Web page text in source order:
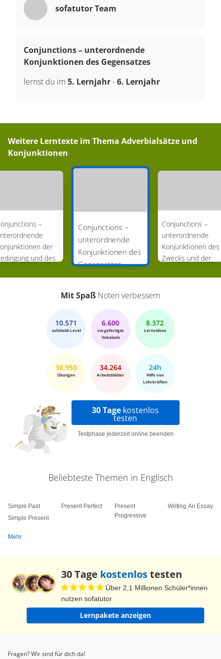
sofatutor Team
Conjunctions – unterordnende
Konjunktionen des Gegensatzes
lernst du im 5. Lernjahr-6. Lernjahr
Weitere Lerntexte im Thema Adverbialsätze und
Konjunktionen
–
der
und des
Conjunctions –
unterordnende
Konjunktionen des
Gegensatzes
Conjunctions –
unterordnende
Konjunktionen des
Zwecks und der
Mit Spaß Noten verbessern
10.571
sofaheld-Level
6.600
vorgefertigte
Vokabeln
8.372
Lernvideos
38.950
Übungen
34.264
Arbeitsblätter
24h
Hilfe von
Lehrkräften
30 Tage kostenlos
testen
Testphase jederzeit online beenden
Beliebteste Themen in Englisch
Simple Past
Simple Present
Present Perfect
Present
Progressive
Writing An Essay
Mehr
30 Tage kostenlostesten
Über 2,1 Millionen Schüler*innen
nutzen sofatutor
Lernpakete anzeigen
Fragen? Wir sind für dich da!